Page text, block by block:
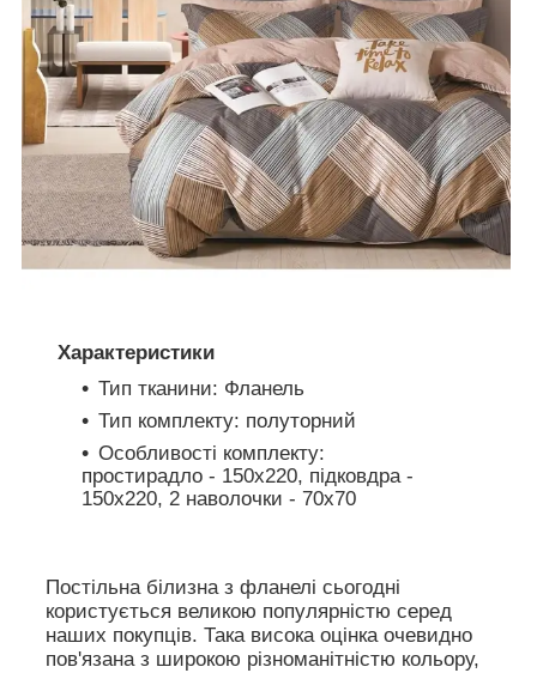
Характеристики
Тип тканини: Фланель
Тип комплекту: полуторний
Особливості комплекту:
простирадло - 150х220, підковдра -
150х220, 2 наволочки - 70х70
Постільна білизна з фланелі сьогодні
користується великою популярністю серед
наших покупців. Така висока оцінка очевидно
пов'язана з широкою різноманітністю кольору,